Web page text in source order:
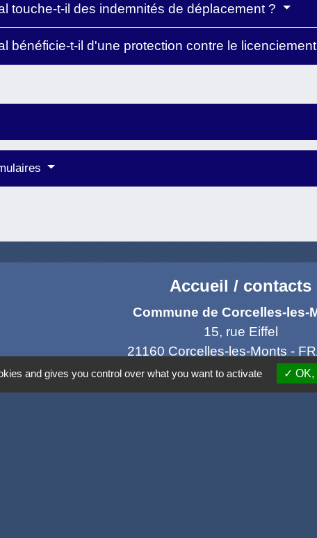
touche-t-il des indemnités de déplacement ?
bénéficie-t-il d'une protection contre le
Accueil / contacts
Commune de Corcelles-les-
15, rue Eiffel
21160 Corcelles-les-Monts -
+33 3 80 42 93 40
Contact par formulaire
and gives you control over what you want to activate OK,